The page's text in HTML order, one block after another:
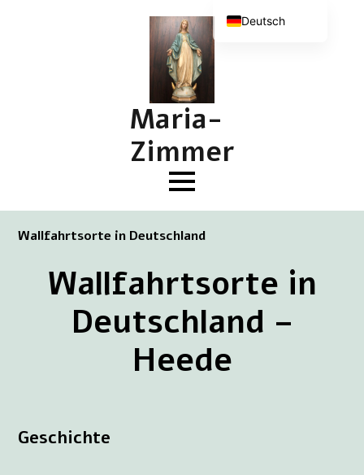
Maria-
Zimmer
Wallfahrtsorte in Deutschland
Wallfahrtsorte in
Deutschland –
Heede
Geschichte
Deutsch